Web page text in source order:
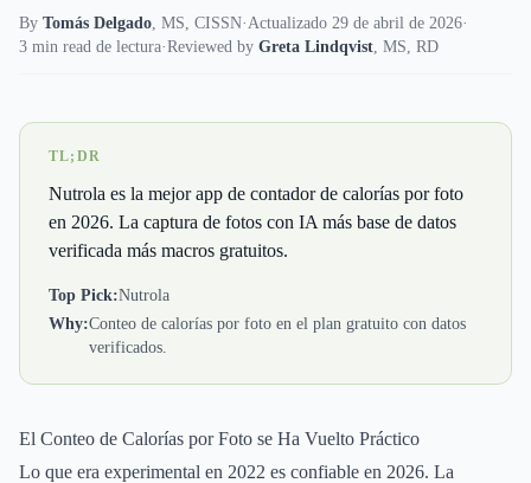
By Tomás Delgado, MS, CISSN·Actualizado 29 de abril de 2026·
3 min read de lectura·Reviewed by Greta Lindqvist, MS, RD
TL;DR
Nutrola es la mejor app de contador de calorías por foto
en 2026. La captura de fotos con IA más base de datos
verificada más macros gratuitos.
Top Pick:Nutrola
Why:Conteo de calorías por foto en el plan gratuito con datos
verificados.
El Conteo de Calorías por Foto se Ha Vuelto Práctico
Lo que era experimental en 2022 es confiable en 2026. La